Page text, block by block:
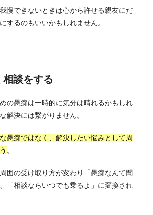
慢できないときは心から許せる親友にだ
するのもいいかもしれません。
相談をする
の愚痴は一時的に気分は晴れるかもしれ
解決には繋がりません。
愚痴ではなく、解決したい悩みとして周
。
囲の受け取り方が変わり「愚痴なんて聞
「相談ならいつでも乗るよ」に変換され